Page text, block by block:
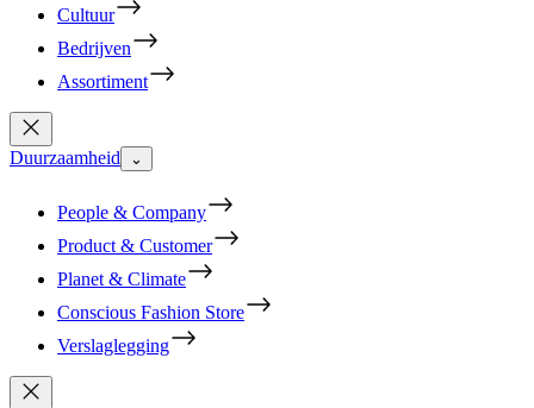
Cultuur
Bedrijven
Assortiment
Duurzaamheid ⌄
People & Company
Product & Customer
Planet & Climate
Conscious Fashion Store
Verslaglegging